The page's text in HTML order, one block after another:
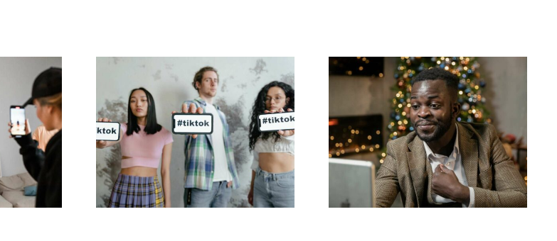
Beste Video-
Bearbeitungs-Apps
für TikTok-
Meisterwerke
Wie man Follower auf
LinkedIn verbirgt, um
die Privatsphäre zu
wahren